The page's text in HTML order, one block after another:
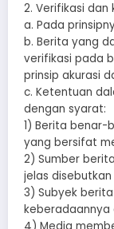
2. Verifikasi
a. Pada
b. Berita yang
verifikasi pada
prinsip akurasi
c. Ketentuan
dengan syarat:
1) Berita benar-
yang bersifat
2) Sumber
jelas
3) Subyek